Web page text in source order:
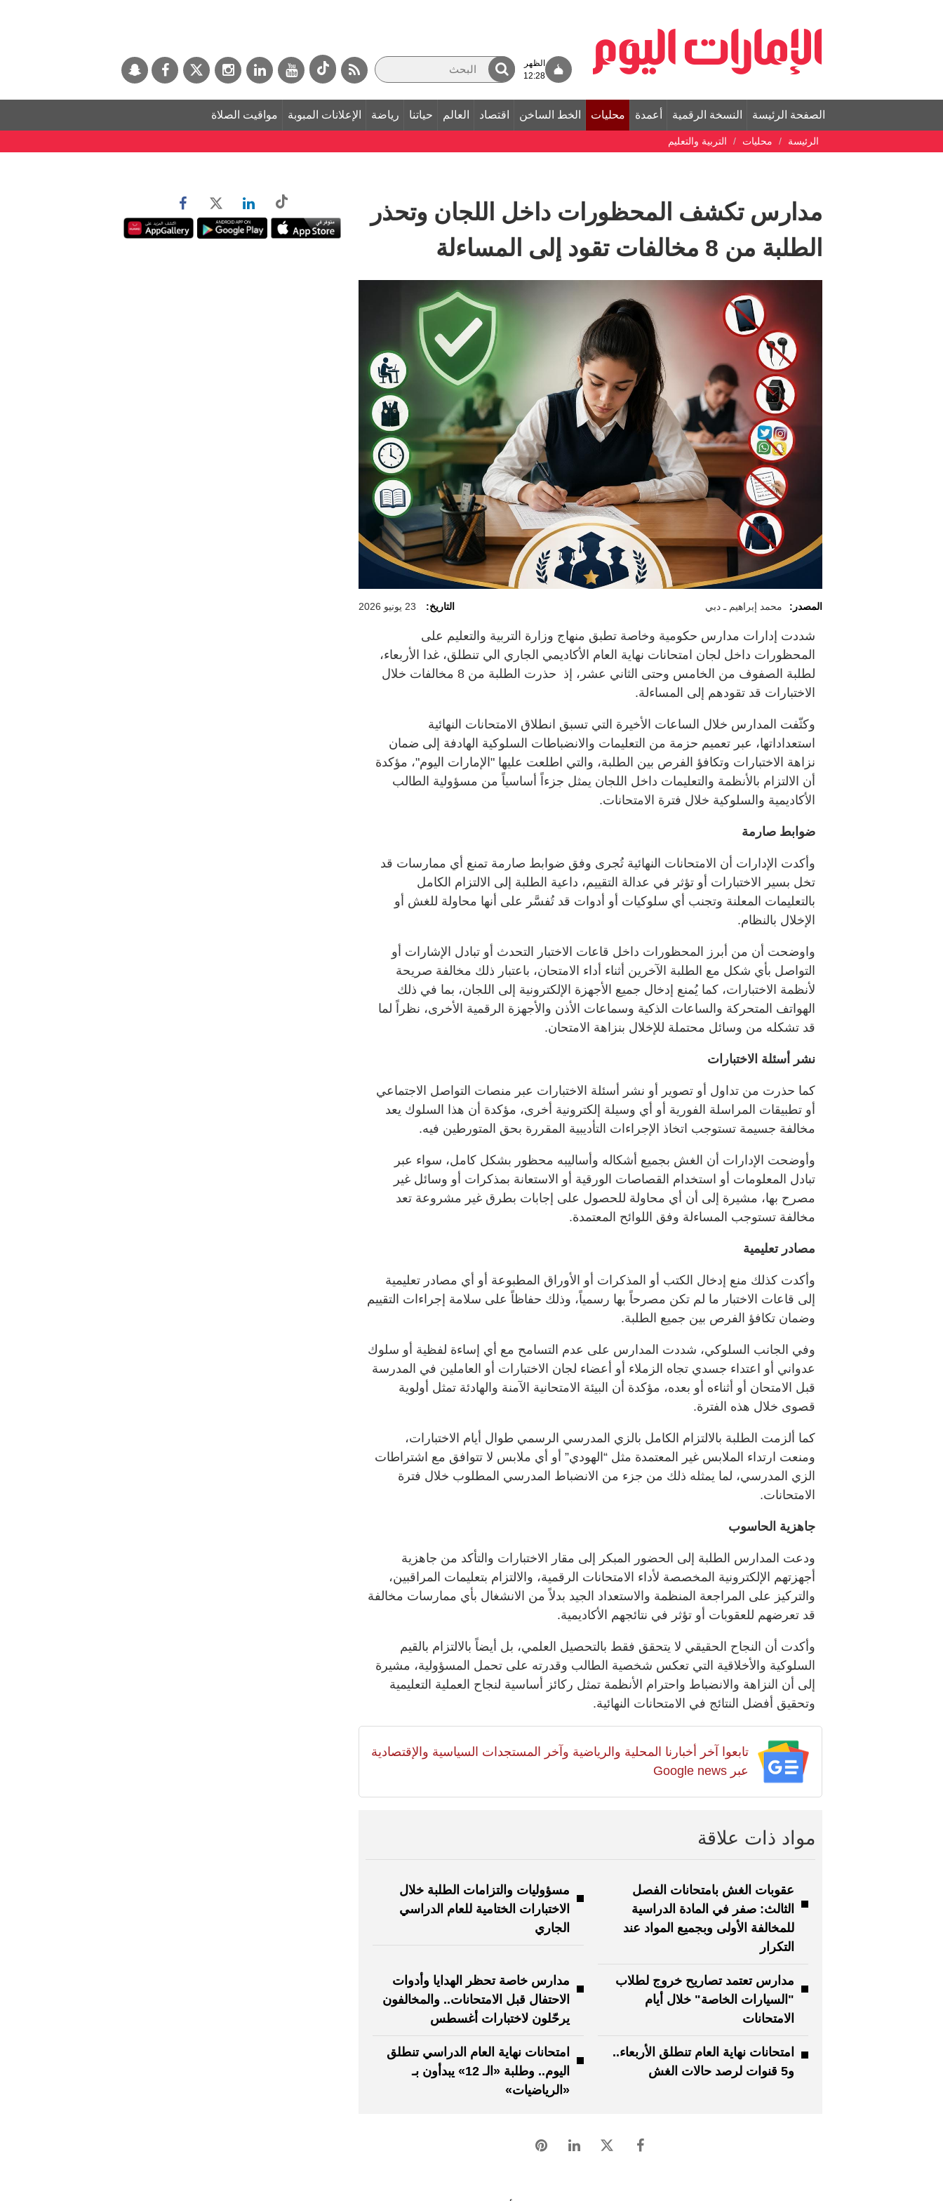
الظهر
12:28
الصفحة الرئيسة النسخة الرقمية أعمدة محليات الخط الساخن اقتصاد العالم حياتنا رياضة الإعلانات المبوبة مواقيت الصلاة
الرئيسة محليات التربية والتعليم
مدارس تكشف المحظورات داخل اللجان وتحذر
الطلبة من 8 مخالفات تقود إلى المساءلة
المصدر: محمد إبراهيم ـ دبي التاريخ: 23 يونيو 2026
شددت إدارات مدارس حكومية وخاصة تطبق منهاج وزارة التربية والتعليم على
المحظورات داخل لجان امتحانات نهاية العام الأكاديمي الجاري الي تنطلق، غدا الأربعاء،
لطلبة الصفوف من الخامس وحتى الثاني عشر، إذ حذرت الطلبة من 8 مخالفات خلال
الاختبارات قد تقودهم إلى المساءلة.
وكثّفت المدارس خلال الساعات الأخيرة التي تسبق انطلاق الامتحانات النهائية
استعداداتها، عبر تعميم حزمة من التعليمات والانضباطات السلوكية الهادفة إلى ضمان
نزاهة الاختبارات وتكافؤ الفرص بين الطلبة، والتي اطلعت عليها "الإمارات اليوم"، مؤكدة
أن الالتزام بالأنظمة والتعليمات داخل اللجان يمثل جزءاً أساسياً من مسؤولية الطالب
الأكاديمية والسلوكية خلال فترة الامتحانات.
ضوابط صارمة
وأكدت الإدارات أن الامتحانات النهائية تُجرى وفق ضوابط صارمة تمنع أي ممارسات قد
تخل بسير الاختبارات أو تؤثر في عدالة التقييم، داعية الطلبة إلى الالتزام الكامل
بالتعليمات المعلنة وتجنب أي سلوكيات أو أدوات قد تُفسَّر على أنها محاولة للغش أو
الإخلال بالنظام.
واوضحت أن من أبرز المحظورات داخل قاعات الاختبار التحدث أو تبادل الإشارات أو
التواصل بأي شكل مع الطلبة الآخرين أثناء أداء الامتحان، باعتبار ذلك مخالفة صريحة
لأنظمة الاختبارات، كما يُمنع إدخال جميع الأجهزة الإلكترونية إلى اللجان، بما في ذلك
الهواتف المتحركة والساعات الذكية وسماعات الأذن والأجهزة الرقمية الأخرى، نظراً لما
قد تشكله من وسائل محتملة للإخلال بنزاهة الامتحان.
نشر أسئلة الاختبارات
كما حذرت من تداول أو تصوير أو نشر أسئلة الاختبارات عبر منصات التواصل الاجتماعي
أو تطبيقات المراسلة الفورية أو أي وسيلة إلكترونية أخرى، مؤكدة أن هذا السلوك يعد
مخالفة جسيمة تستوجب اتخاذ الإجراءات التأديبية المقررة بحق المتورطين فيه.
وأوضحت الإدارات أن الغش بجميع أشكاله وأساليبه محظور بشكل كامل، سواء عبر
تبادل المعلومات أو استخدام القصاصات الورقية أو الاستعانة بمذكرات أو وسائل غير
مصرح بها، مشيرة إلى أن أي محاولة للحصول على إجابات بطرق غير مشروعة تعد
مخالفة تستوجب المساءلة وفق اللوائح المعتمدة.
مصادر تعليمية
وأكدت كذلك منع إدخال الكتب أو المذكرات أو الأوراق المطبوعة أو أي مصادر تعليمية
إلى قاعات الاختبار ما لم تكن مصرحاً بها رسمياً، وذلك حفاظاً على سلامة إجراءات التقييم
وضمان تكافؤ الفرص بين جميع الطلبة.
وفي الجانب السلوكي، شددت المدارس على عدم التسامح مع أي إساءة لفظية أو سلوك
عدواني أو اعتداء جسدي تجاه الزملاء أو أعضاء لجان الاختبارات أو العاملين في المدرسة
قبل الامتحان أو أثناءه أو بعده، مؤكدة أن البيئة الامتحانية الآمنة والهادئة تمثل أولوية
قصوى خلال هذه الفترة.
كما ألزمت الطلبة بالالتزام الكامل بالزي المدرسي الرسمي طوال أيام الاختبارات،
ومنعت ارتداء الملابس غير المعتمدة مثل “الهودي” أو أي ملابس لا تتوافق مع اشتراطات
الزي المدرسي، لما يمثله ذلك من جزء من الانضباط المدرسي المطلوب خلال فترة
الامتحانات.
جاهزية الحاسوب
ودعت المدارس الطلبة إلى الحضور المبكر إلى مقار الاختبارات والتأكد من جاهزية
أجهزتهم الإلكترونية المخصصة لأداء الامتحانات الرقمية، والالتزام بتعليمات المراقبين،
والتركيز على المراجعة المنظمة والاستعداد الجيد بدلاً من الانشغال بأي ممارسات مخالفة
قد تعرضهم للعقوبات أو تؤثر في نتائجهم الأكاديمية.
وأكدت أن النجاح الحقيقي لا يتحقق فقط بالتحصيل العلمي، بل أيضاً بالالتزام بالقيم
السلوكية والأخلاقية التي تعكس شخصية الطالب وقدرته على تحمل المسؤولية، مشيرة
إلى أن النزاهة والانضباط واحترام الأنظمة تمثل ركائز أساسية لنجاح العملية التعليمية
وتحقيق أفضل النتائج في الامتحانات النهائية.
تابعوا آخر أخبارنا المحلية والرياضية وآخر المستجدات السياسية والإقتصادية
عبر Google news
مواد ذات علاقة
عقوبات الغش بامتحانات الفصل
الثالث: صفر في المادة الدراسية
للمخالفة الأولى وبجميع المواد عند
التكرار
مسؤوليات والتزامات الطلبة خلال
الاختبارات الختامية للعام الدراسي
الجاري
مدارس تعتمد تصاريح خروج لطلاب
"السيارات الخاصة" خلال أيام
الامتحانات
مدارس خاصة تحظر الهدايا وأدوات
الاحتفال قبل الامتحانات.. والمخالفون
يرحّلون لاختبارات أغسطس
امتحانات نهاية العام تنطلق الأربعاء..
و5 قنوات لرصد حالات الغش
امتحانات نهاية العام الدراسي تنطلق
اليوم.. وطلبة «الـ 12» يبدأون بـ
«الرياضيات»